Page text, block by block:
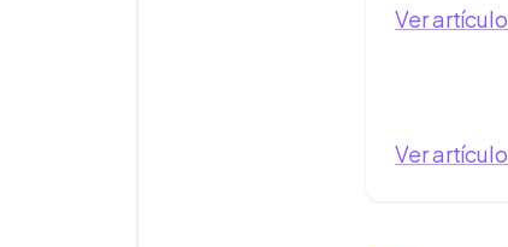
Ver artículo
Ver artículo